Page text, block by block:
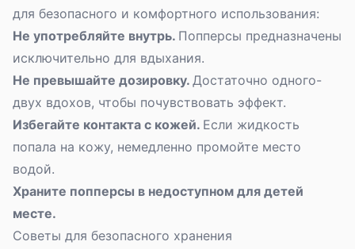
для безопасного и комфортного использования:
Не употребляйте внутрь. Попперсы предназначены
исключительно для вдыхания.
Не превышайте дозировку. Достаточно одного-
двух вдохов, чтобы почувствовать эффект.
Избегайте контакта с кожей. Если жидкость
попала на кожу, немедленно промойте место
водой.
Храните попперсы в недоступном для детей
месте.
Советы для безопасного хранения